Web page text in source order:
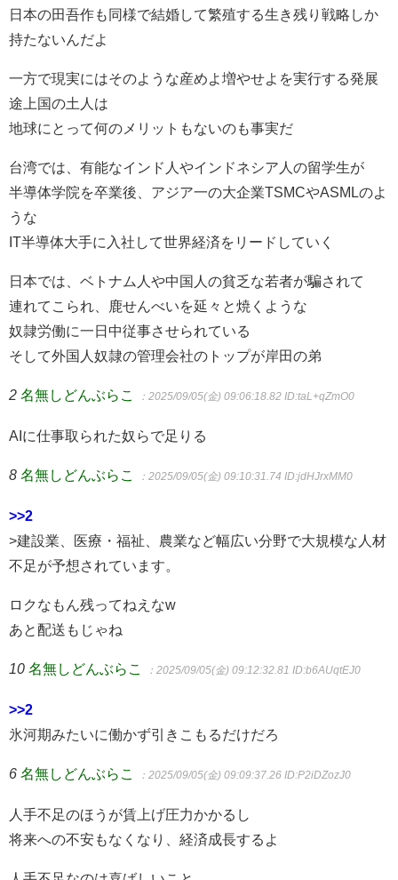
日本の田吾作も同様で結婚して繁殖する生き残り戦略しか
持たないんだよ
一方で現実にはそのような産めよ増やせよを実行する発展
途上国の土人は
地球にとって何のメリットもないのも事実だ
台湾では、有能なインド人やインドネシア人の留学生が
半導体学院を卒業後、アジア一の大企業TSMCやASMLのよ
うな
IT半導体大手に入社して世界経済をリードしていく
日本では、ベトナム人や中国人の貧乏な若者が騙されて
連れてこられ、鹿せんべいを延々と焼くような
奴隷労働に一日中従事させられている
そして外国人奴隷の管理会社のトップが岸田の弟
2 名無しどんぶらこ ：2025/09/05(金) 09:06:18.82 ID:taL+qZmO0
AIに仕事取られた奴らで足りる
8 名無しどんぶらこ ：2025/09/05(金) 09:10:31.74 ID:jdHJrxMM0
>>2
>建設業、医療・福祉、農業など幅広い分野で大規模な人材
不足が予想されています。
ロクなもん残ってねえなw
あと配送もじゃね
10 名無しどんぶらこ ：2025/09/05(金) 09:12:32.81 ID:b6AUqtEJ0
>>2
氷河期みたいに働かず引きこもるだけだろ
6 名無しどんぶらこ ：2025/09/05(金) 09:09:37.26 ID:P2iDZozJ0
人手不足のほうが賃上げ圧力かかるし
将来への不安もなくなり、経済成長するよ